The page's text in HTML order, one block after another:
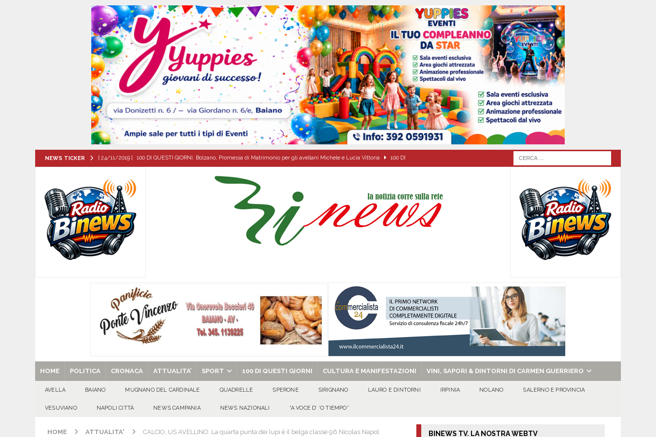
NEWS TICKER [ 24/11/2019 ] 100 DI QUESTI GIORNI. Bolzano, Promessa di Matrimonio per gli avellani Michele e Lucia Vittoria 100 DI
[ 06/08/2026 ] ‘O PRUVERBIO D’ ‘O JUORNO. Giovedì 6 agosto 2026 ALMANACCO
[ 06/08/2026 ] ALMANACCO DEL GIORNO. Giovedí, 6 Agosto 2026 ALMANACCO
[ 06/08/2026 ] SANT’Oggi. Giovedì 6 agosto si celebra la Trasfigurazione del Signore e sant’Ormisda EVIDENZA
[ 05/08/2026 ] Taurano, il Centro Estivo Comunale si chiude con una serata di emozioni e il primo campeggio nel Convento di
San Giovanni del Palco
[ 29/08/2025 ] SANT’Oggi. Venerdì 29 agosto la chiesa celebra il Martirio di san Giovanni Battista e santa Sabina
HOME POLITICA CRONACA ATTUALITA’ SPORT 100 DI QUESTI GIORNI CULTURA E MANIFESTAZIONI VINI, SAPORI & DINTORNI DI CARMEN GUERRIERO
AVELLA BAIANO MUGNANO DEL CARDINALE QUADRELLE SPERONE SIRIGNANO LAURO E DINTORNI IRPINIA NOLANO SALERNO E PROVINCIA
VESUVIANO NAPOLI CITTÀ NEWS CAMPANIA NEWS NAZIONALI “A VOCE D’ ‘O TIEMPO”
HOME ATTUALITA' CALCIO, US AVELLINO. La quarta punta dei lupi è il belga classe 96 Nicolas Napol. BINEWS TV. LA NOSTRA WEBTV